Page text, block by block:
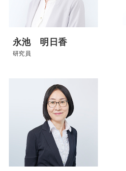
永池 明日香
研究員